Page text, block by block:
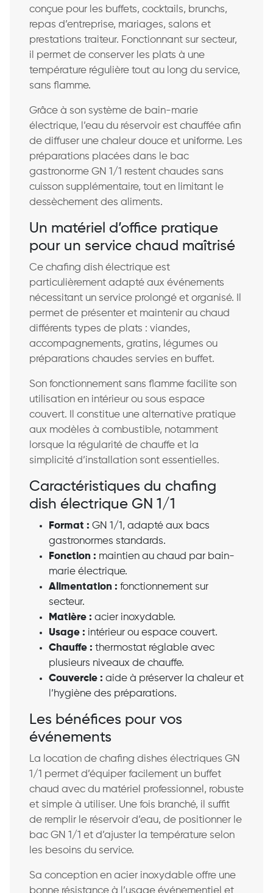
conçue pour les buffets, cocktails, brunchs,
repas d’entreprise, mariages, salons et
prestations traiteur. Fonctionnant sur secteur,
il permet de conserver les plats à une
température régulière tout au long du service,
sans flamme.
Grâce à son système de bain-marie
électrique, l’eau du réservoir est chauffée afin
de diffuser une chaleur douce et uniforme. Les
préparations placées dans le bac
gastronorme GN 1/1 restent chaudes sans
cuisson supplémentaire, tout en limitant le
dessèchement des aliments.
Un matériel d’office pratique
pour un service chaud maîtrisé
Ce chafing dish électrique est
particulièrement adapté aux événements
nécessitant un service prolongé et organisé. Il
permet de présenter et maintenir au chaud
différents types de plats : viandes,
accompagnements, gratins, légumes ou
préparations chaudes servies en buffet.
Son fonctionnement sans flamme facilite son
utilisation en intérieur ou sous espace
couvert. Il constitue une alternative pratique
aux modèles à combustible, notamment
lorsque la régularité de chauffe et la
simplicité d’installation sont essentielles.
Caractéristiques du chafing
dish électrique GN 1/1
Format : GN 1/1, adapté aux bacs
gastronormes standards.
Fonction : maintien au chaud par bain-
marie électrique.
Alimentation : fonctionnement sur
secteur.
Matière : acier inoxydable.
Usage : intérieur ou espace couvert.
Chauffe : thermostat réglable avec
plusieurs niveaux de chauffe.
Couvercle : aide à préserver la chaleur et
l’hygiène des préparations.
Les bénéfices pour vos
événements
La location de chafing dishes électriques GN
1/1 permet d’équiper facilement un buffet
chaud avec du matériel professionnel, robuste
et simple à utiliser. Une fois branché, il suffit
de remplir le réservoir d’eau, de positionner le
bac GN 1/1 et d’ajuster la température selon
les besoins du service.
Sa conception en acier inoxydable offre une
bonne résistance à l’usage événementiel et